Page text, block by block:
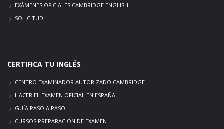
EXÁMENES OFICIALES CAMBRIDGE ENGLISH
SOLICITUD
CERTIFICA TU INGLÉS
CENTRO EXAMINADOR AUTORIZADO CAMBRIDGE
HACER EL EXAMEN OFICIAL EN ESPAÑA
GUÍA PASO A PASO
CURSOS PREPARACIÓN DE EXAMEN